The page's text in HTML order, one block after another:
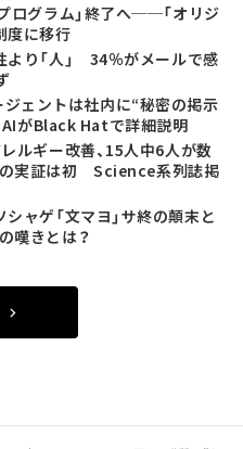
ログラム」終了へ──「オリジ
度に移行
より「人」 34％がメールで感
ェントは社内に“秘密の掲示
がBlack Hatで詳細説明
ルギー改善、15人中6人が数
実証は初 Science系列誌掲
ャゲ「文マヨ」サ終の顛末と
嘆きとは？